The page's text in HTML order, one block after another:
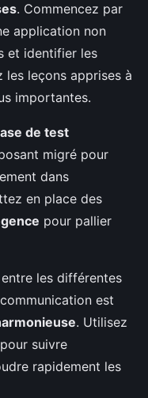
. Commencez par
application non
et identifier les
leçons apprises à
importantes.
de test
migré pour
dans
en place des
pour pallier
entre les différentes
est
. Utilisez
pour suivre
rapidement les